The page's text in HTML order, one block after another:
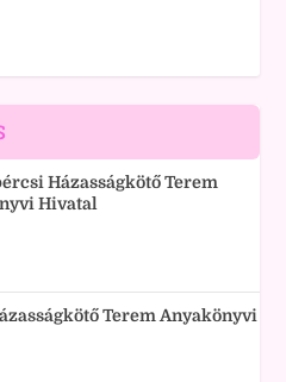
Házasságkötő Terem
Hivatal
Terem Anyakönyvi